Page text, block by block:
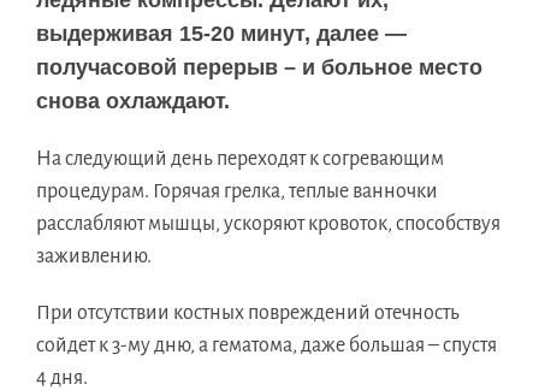
выдерживая 15-20 минут, далее —
получасовой перерыв – и больное место
снова охлаждают.
На следующий день переходят к согревающим
процедурам. Горячая грелка, теплые ванночки
расслабляют мышцы, ускоряют кровоток, способствуя
заживлению.
При отсутствии костных повреждений отечность
сойдет к 3-му дню, а гематома, даже большая – спустя
4 дня.